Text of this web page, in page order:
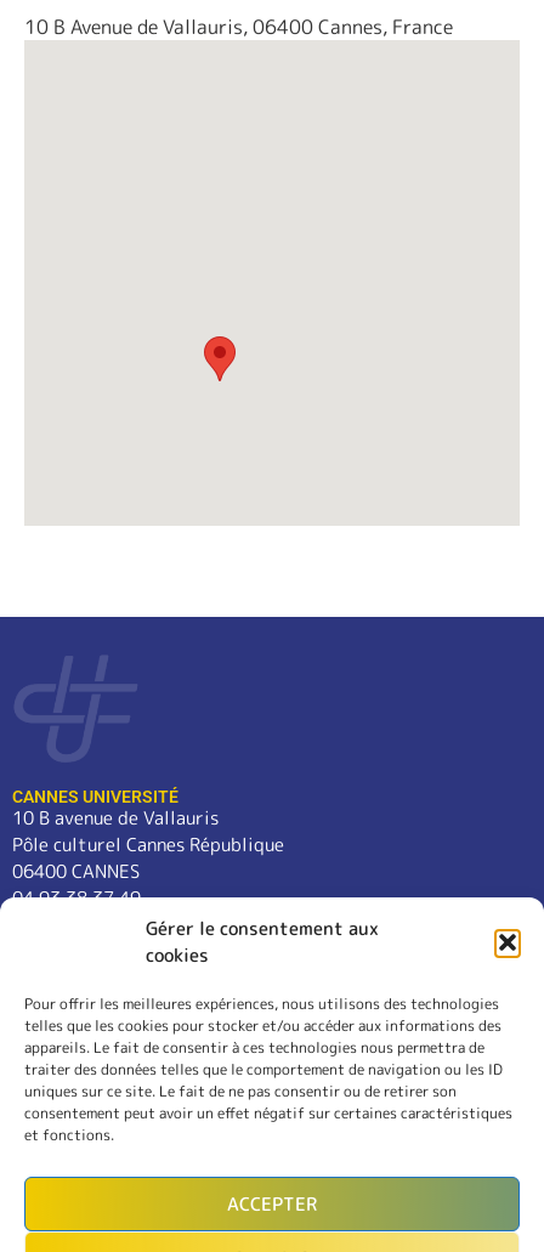
Gérer le consentement aux
cookies
Pour offrir les meilleures expériences, nous utilisons des technologies
telles que les cookies pour stocker et/ou accéder aux informations des
appareils. Le fait de consentir à ces technologies nous permettra de
traiter des données telles que le comportement de navigation ou les ID
uniques sur ce site. Le fait de ne pas consentir ou de retirer son
consentement peut avoir un effet négatif sur certaines caractéristiques
et fonctions.
ACCEPTER
10 B Avenue de Vallauris, 06400 Cannes, France
CANNES UNIVERSITÉ
10 B avenue de Vallauris
Pôle culturel Cannes République
06400 CANNES
04 93 38 37 49
contact@cannes-universite.fr
COURS
LANGUES
CONFÉRENCES
SORTIES
L’ASSOCIATION